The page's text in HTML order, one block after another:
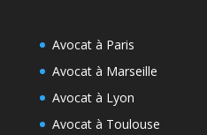
Avocat à Paris
Avocat à Marseille
Avocat à Lyon
Avocat à Toulouse